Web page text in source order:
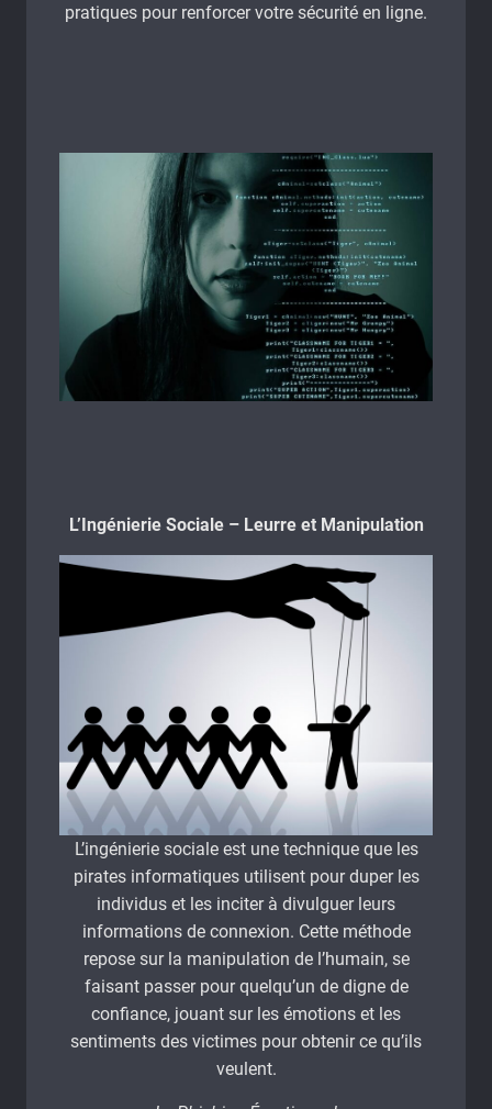
pratiques pour renforcer votre sécurité en ligne.
L’Ingénierie Sociale – Leurre et Manipulation
L’ingénierie sociale est une technique que les
pirates informatiques utilisent pour duper les
individus et les inciter à divulguer leurs
informations de connexion. Cette méthode
repose sur la manipulation de l’humain, se
faisant passer pour quelqu’un de digne de
confiance, jouant sur les émotions et les
sentiments des victimes pour obtenir ce qu’ils
veulent.